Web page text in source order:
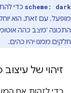
scheme: dark כדי
מופעל. עם זאת, הוא
התכונה 'מצב כהה
חלקים ממנו יהיו כהים.
זיהוי של